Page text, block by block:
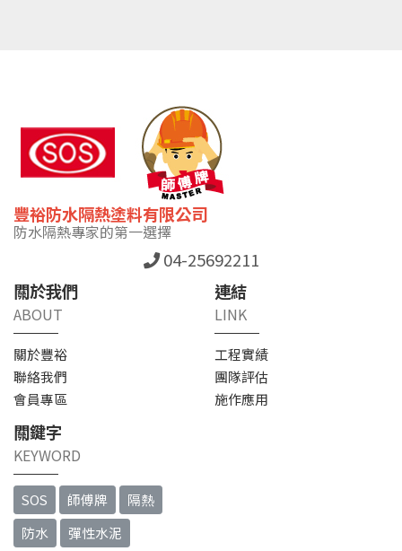
豐裕防水隔熱塗料有限公司
防水隔熱專家的第一選擇
04-25692211
關於我們
ABOUT
關於豐裕
聯絡我們
會員專區
連結
LINK
工程實績
團隊評估
施作應用
關鍵字
KEYWORD
SOS 師傅牌
隔熱
防水
彈性水泥